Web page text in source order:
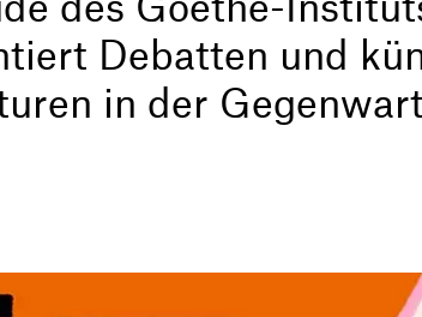
des Goethe-
Debatten und
in der